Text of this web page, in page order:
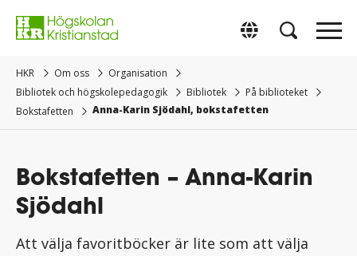
direkt
Switch to
HKR Om oss
Organisation
Bibliotek och högskolepedagogik
Bibliotek
På biblioteket
Bokstafetten
Anna-Karin Sjödahl, bokstafetten
Bokstafetten – Anna-Karin
Sjödahl
Att välja favoritböcker är lite som att välja